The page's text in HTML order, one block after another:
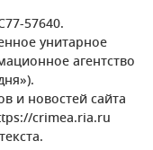
57640.
унитарное
агентство
и новостей сайта
crimea.ria.ru